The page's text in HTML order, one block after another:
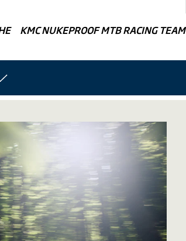
KMC NUKEPROOF MTB RACING TEAM